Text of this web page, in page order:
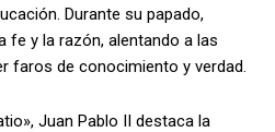
Durante su papado,
fe y la razón, alentando a las
faros de conocimiento y verdad.
Juan Pablo II destaca la